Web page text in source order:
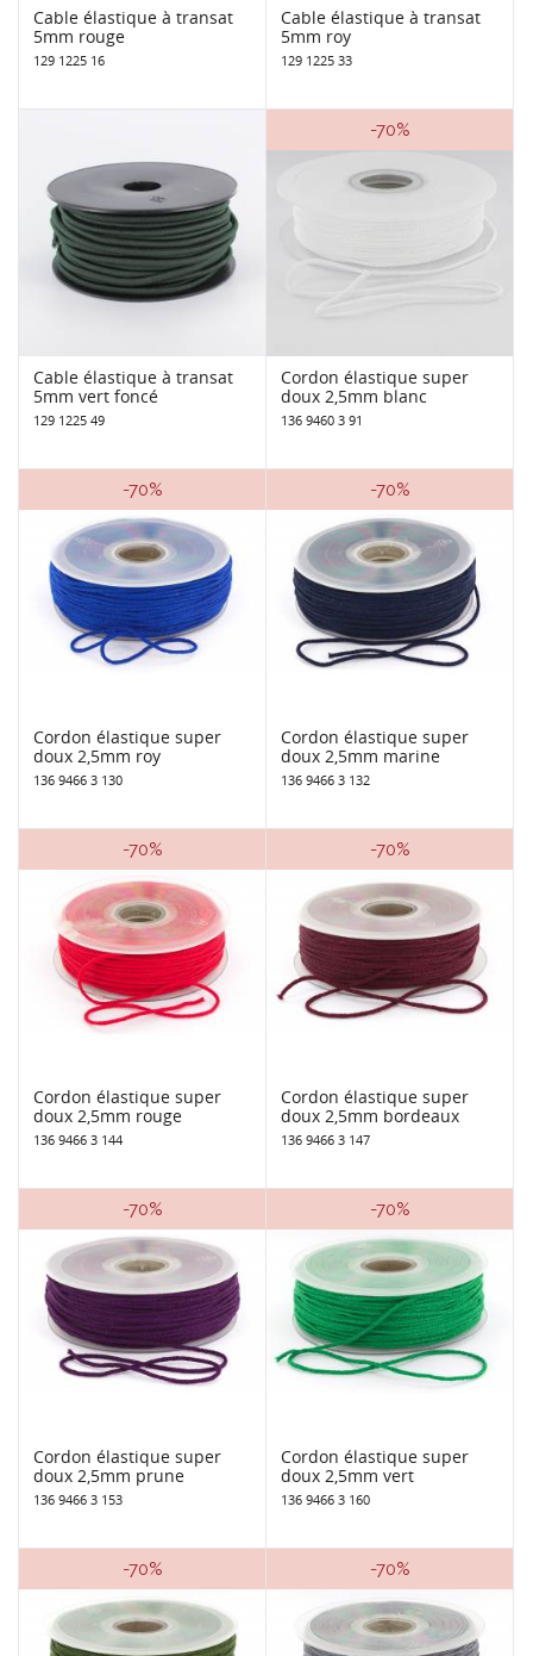
Cable élastique à transat
5mm rouge
129 1225 16
Cable élastique à transat
5mm roy
129 1225 33
Cable élastique à transat
5mm vert foncé
129 1225 49
-70%
Cordon élastique super
doux 2,5mm blanc
136 9460 3 91
-70%
Cordon élastique super
doux 2,5mm roy
136 9466 3 130
-70%
Cordon élastique super
doux 2,5mm marine
136 9466 3 132
-70%
Cordon élastique super
doux 2,5mm rouge
136 9466 3 144
-70%
Cordon élastique super
doux 2,5mm bordeaux
136 9466 3 147
-70%
Cordon élastique super
doux 2,5mm prune
136 9466 3 153
-70%
Cordon élastique super
doux 2,5mm vert
136 9466 3 160
-70% -70%